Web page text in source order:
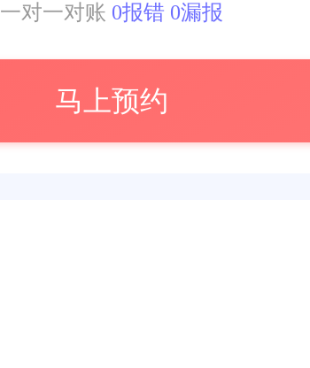
一对一对账 0报错 0漏报
马上预约